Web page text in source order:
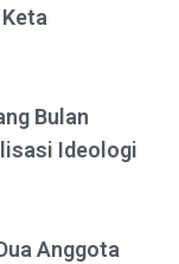
Bulan
Ideologi
Anggota